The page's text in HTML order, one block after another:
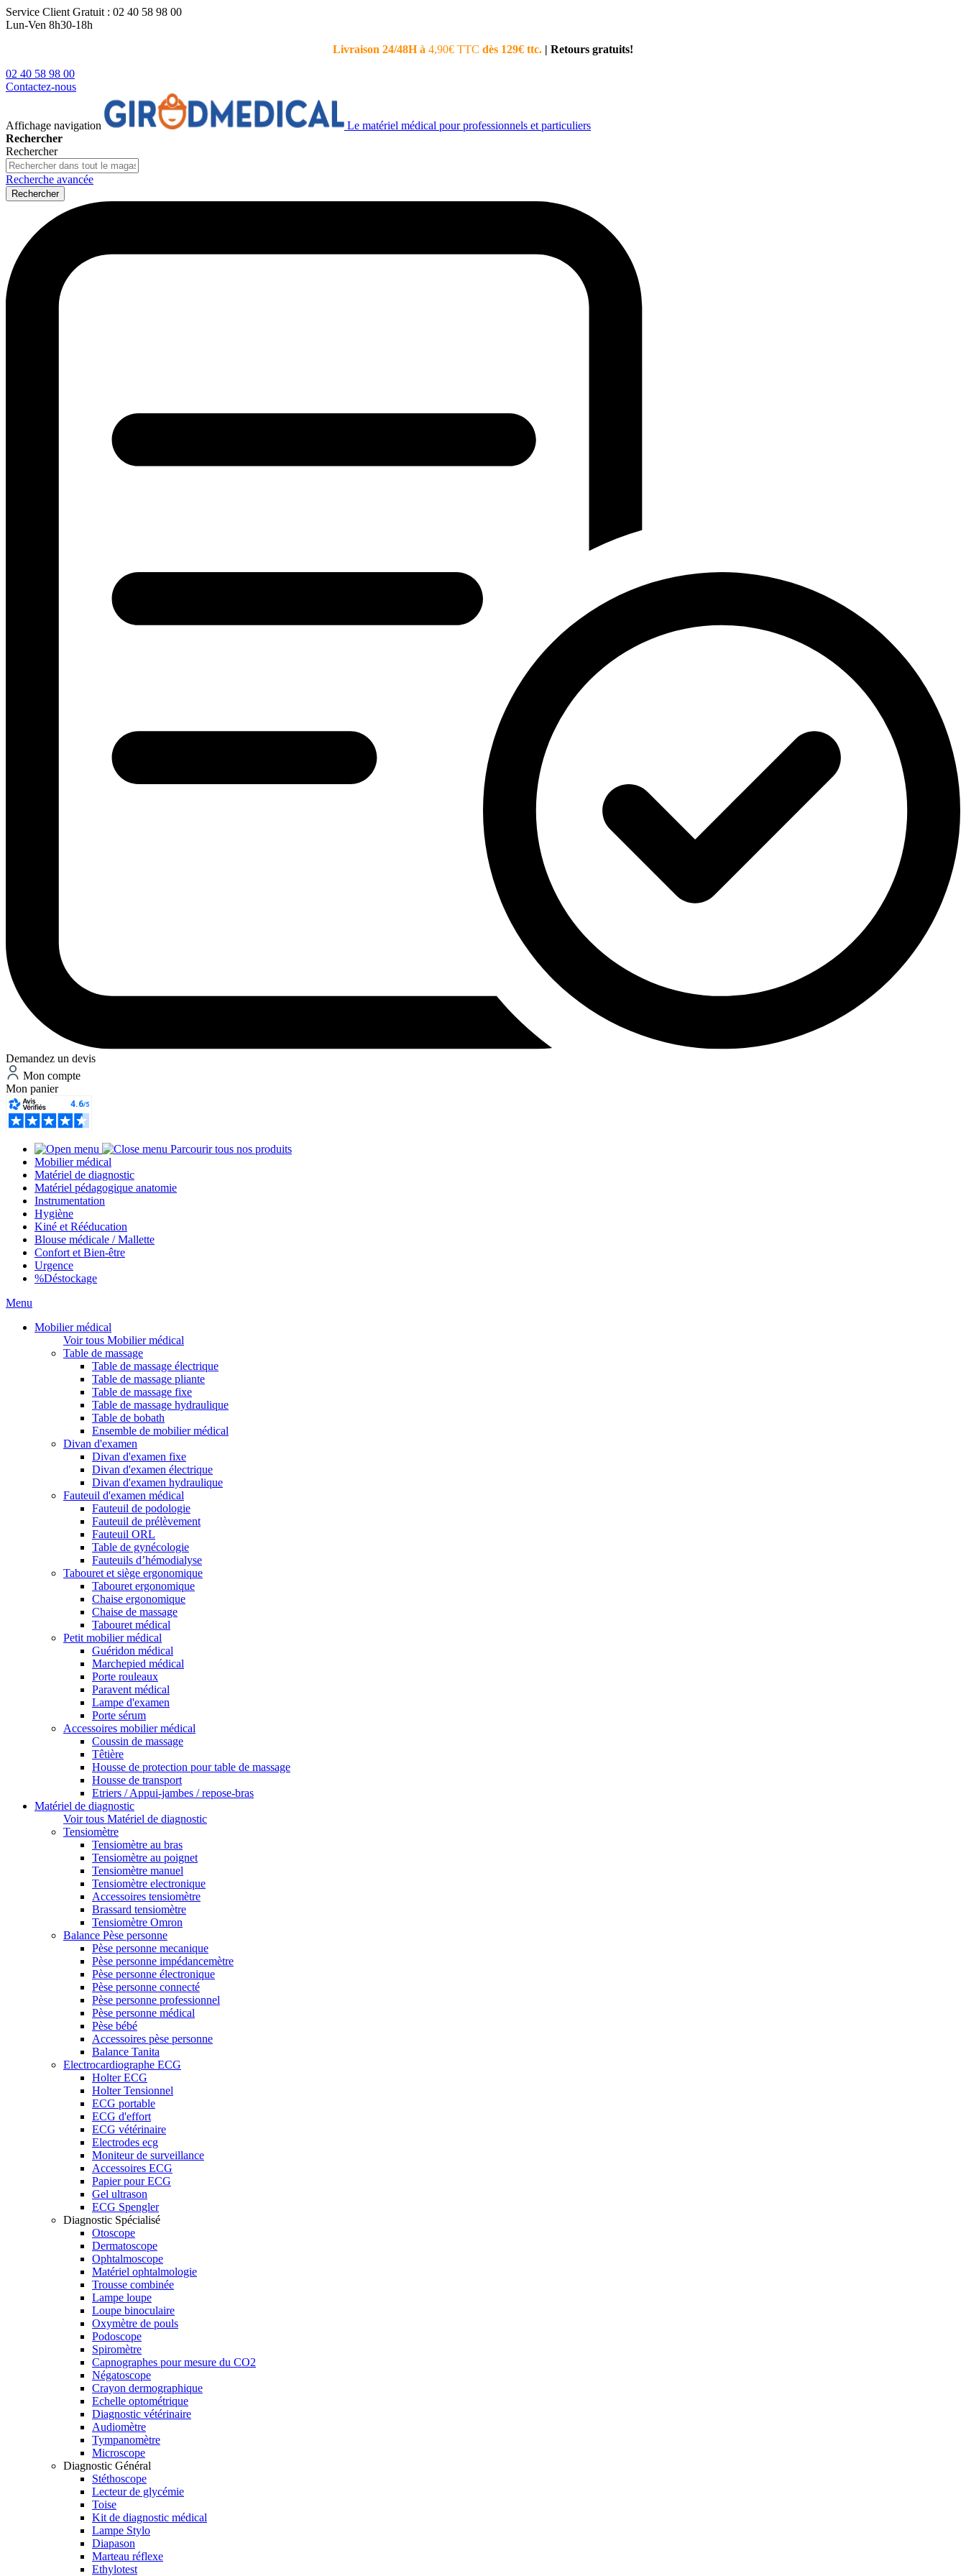
Service Client Gratuit : 02 40 58 98 00
Lun-Ven 8h30-18h
Livraison 24/48H à 4,90€ TTC dès 129€ ttc. | Retours gratuits!
02 40 58 98 00
Contactez-nous
Affichage navigation
Le matériel médical pour professionnels et particuliers
Rechercher
Rechercher
Recherche avancée
Rechercher
Demandez un devis
Mon compte
Mon panier
Parcourir tous nos produits
Mobilier médical
Matériel de diagnostic
Matériel pédagogique anatomie
Instrumentation
Hygiène
Kiné et Rééducation
Blouse médicale / Mallette
Confort et Bien-être
Urgence
%Déstockage
Menu
Mobilier médical
Voir tous Mobilier médical
Table de massage
Table de massage électrique
Table de massage pliante
Table de massage fixe
Table de massage hydraulique
Table de bobath
Ensemble de mobilier médical
Divan d'examen
Divan d'examen fixe
Divan d'examen électrique
Divan d'examen hydraulique
Fauteuil d'examen médical
Fauteuil de podologie
Fauteuil de prélèvement
Fauteuil ORL
Table de gynécologie
Fauteuils d’hémodialyse
Tabouret et siège ergonomique
Tabouret ergonomique
Chaise ergonomique
Chaise de massage
Tabouret médical
Petit mobilier médical
Guéridon médical
Marchepied médical
Porte rouleaux
Paravent médical
Lampe d'examen
Porte sérum
Accessoires mobilier médical
Coussin de massage
Têtière
Housse de protection pour table de massage
Housse de transport
Etriers / Appui-jambes / repose-bras
Matériel de diagnostic
Voir tous Matériel de diagnostic
Tensiomètre
Tensiomètre au bras
Tensiomètre au poignet
Tensiomètre manuel
Tensiomètre electronique
Accessoires tensiomètre
Brassard tensiomètre
Tensiomètre Omron
Balance Pèse personne
Pèse personne mecanique
Pèse personne impédancemètre
Pèse personne électronique
Pèse personne connecté
Pèse personne professionnel
Pèse personne médical
Pèse bébé
Accessoires pèse personne
Balance Tanita
Electrocardiographe ECG
Holter ECG
Holter Tensionnel
ECG portable
ECG d'effort
ECG vétérinaire
Electrodes ecg
Moniteur de surveillance
Accessoires ECG
Papier pour ECG
Gel ultrason
ECG Spengler
Diagnostic Spécialisé
Otoscope
Dermatoscope
Ophtalmoscope
Matériel ophtalmologie
Trousse combinée
Lampe loupe
Loupe binoculaire
Oxymètre de pouls
Podoscope
Spiromètre
Capnographes pour mesure du CO2
Négatoscope
Crayon dermographique
Echelle optométrique
Diagnostic vétérinaire
Audiomètre
Tympanomètre
Microscope
Diagnostic Général
Stéthoscope
Lecteur de glycémie
Toise
Kit de diagnostic médical
Lampe Stylo
Diapason
Marteau réflexe
Ethylotest